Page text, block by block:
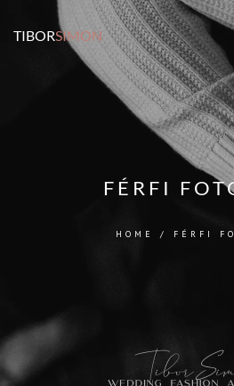
TIBORSIMON
FÉRFI
HOME / FÉRFI